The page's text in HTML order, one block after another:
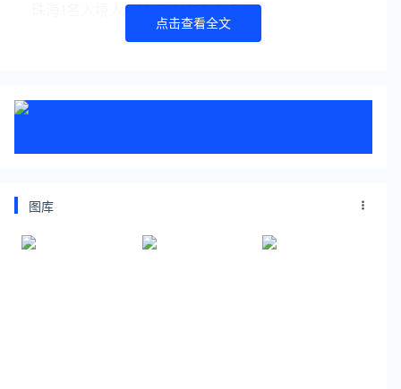
珠海1名入境人员违反疫情防控规定
1新增数据统计周期为昨日08.29 0-24时本地播报
08月28日 08:31今日8月28日08时广
点击查看全文
图库